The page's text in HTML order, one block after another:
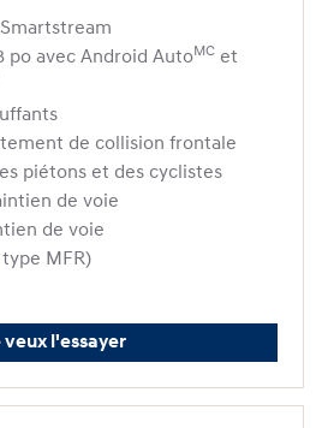
po avec Android AutoMC et
de collision frontale
piétons et des cyclistes
de voie
de voie
type MFR)
veux l'essayer